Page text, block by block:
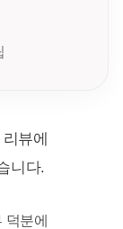
뷰에
니다.
분에